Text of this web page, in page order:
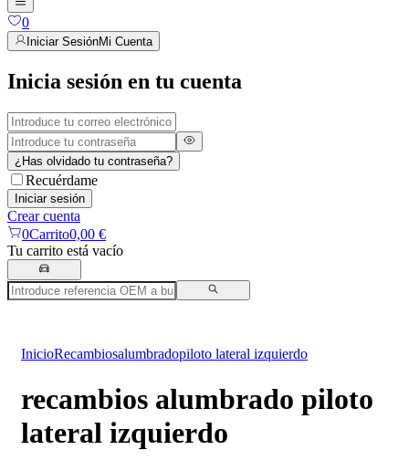
0
Iniciar SesiónMi Cuenta
Inicia sesión en tu cuenta
¿Has olvidado tu contraseña?
Recuérdame
Iniciar sesión
Crear cuenta
0Carrito0,00 €
Tu carrito está vacío
InicioRecambiosalumbradopiloto lateral izquierdo
recambios alumbrado piloto
lateral izquierdo